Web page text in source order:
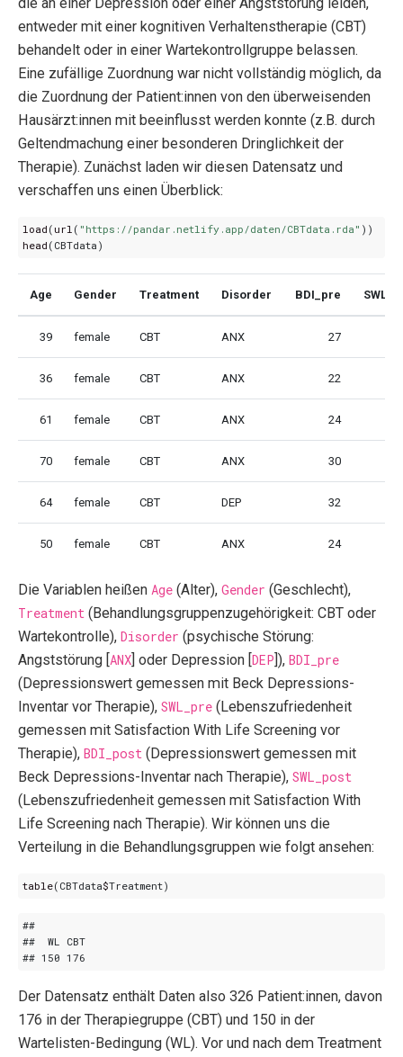
entweder mit einer kognitiven Verhaltenstherapie (CBT)
behandelt oder in einer Wartekontrollgruppe belassen.
Eine zufällige Zuordnung war nicht vollständig möglich, da
die Zuordnung der Patient:innen von den überweisenden
Hausärzt:innen mit beeinflusst werden konnte (z.B. durch
Geltendmachung einer besonderen Dringlichkeit der
Therapie). Zunächst laden wir diesen Datensatz und
verschaffen uns einen Überblick:
load ( url ( "https://pandar.netlify.app/daten/CBTdata.rda" ))
head ( CBTdata )
Age Gender Treatment Disorder BDI_pre
39 female CBT ANX 27
36 female CBT ANX 22
61 female CBT ANX 24
70 female CBT ANX 30
64 female CBT DEP 32
50 female CBT ANX 24
Die Variablen heißen Age (Alter), Gender (Geschlecht),
Treatment (Behandlungsgruppenzugehörigkeit: CBT oder
Wartekontrolle), Disorder (psychische Störung:
Angststörung [ANX] oder Depression [DEP]), BDI_pre
(Depressionswert gemessen mit Beck Depressions-
Inventar vor Therapie), SWL_pre (Lebenszufriedenheit
gemessen mit Satisfaction With Life Screening vor
Therapie), BDI_post (Depressionswert gemessen mit
Beck Depressions-Inventar nach Therapie), SWL_post
(Lebenszufriedenheit gemessen mit Satisfaction With
Life Screening nach Therapie). Wir können uns die
Verteilung in die Behandlungsgruppen wie folgt ansehen:
table( CBTdata$Treatment)
Der Datensatz enthält Daten also 326 Patient:innen, davon
176 in der Therapiegruppe (CBT) und 150 in der
Wartelisten-Bedingung (WL). Vor und nach dem Treatment